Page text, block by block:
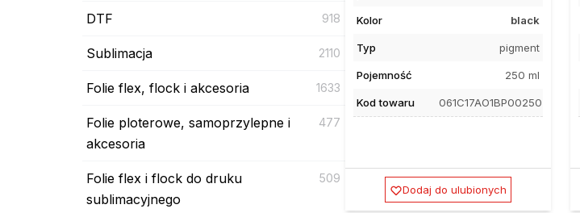
DTF 918
Sublimacja 2110
Folie flex, flock i akcesoria 1633
Folie ploterowe, samoprzylepne i
akcesoria
477
Folie flex i flock do druku
sublimacyjnego
509
Kolor black
Typ pigment
Pojemność 250 ml
Kod towaru 061C17AO1BP00250
Dodaj do ulubionych